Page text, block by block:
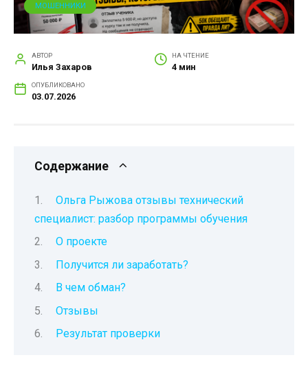
МОШЕННИКИ
АВТОР
Илья Захаров
НА ЧТЕНИЕ
4 мин
ОПУБЛИКОВАНО
03.07.2026
Содержание
Ольга Рыжова отзывы технический
специалист: разбор программы обучения
О проекте
Получится ли заработать?
В чем обман?
Отзывы
Результат проверки